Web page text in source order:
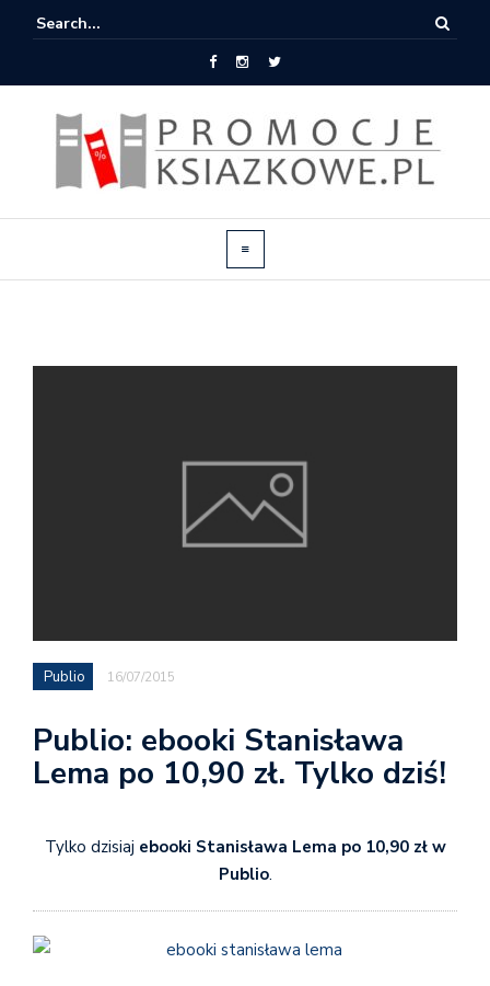
Publio 16/07/2015
Publio: ebooki Stanisława
Lema po 10,90 zł. Tylko dziś!
Tylko dzisiaj ebooki Stanisława Lema po 10,90 zł w
Publio.